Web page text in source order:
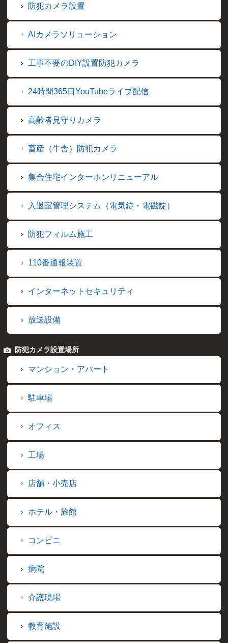
防犯カメラ設置
AIカメラソリューション
工事不要のDIY設置防犯カメラ
24時間365日YouTubeライブ配信
高齢者見守りカメラ
畜産（牛舎）防犯カメラ
集合住宅インターホンリニューアル
入退室管理システム（電気錠・電磁錠）
防犯フィルム施工
110番通報装置
インターネットセキュリティ
放送設備
防犯カメラ設置場所
マンション・アパート
駐車場
オフィス
工場
店舗・小売店
ホテル・旅館
コンビニ
病院
介護現場
教育施設